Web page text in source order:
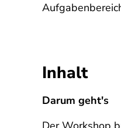
Inhalt
Darum geht's